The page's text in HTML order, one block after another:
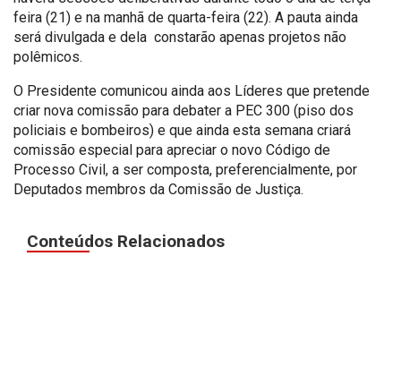
feira (21) e na manhã de quarta-feira (22). A pauta ainda
será divulgada e dela constarão apenas projetos não
polêmicos.
O Presidente comunicou ainda aos Líderes que pretende
criar nova comissão para debater a PEC 300 (piso dos
policiais e bombeiros) e que ainda esta semana criará
comissão especial para apreciar o novo Código de
Processo Civil, a ser composta, preferencialmente, por
Deputados membros da Comissão de Justiça.
Conteúdos Relacionados